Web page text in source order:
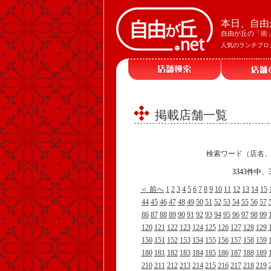
本日、自
自由が丘の「街
人気のランチブ
掲載店舗一覧
検索ワード（店名
3343件中
＜ 前へ 1 2 3 4 5 6 7 8 9 10 11 12 13 14 15
44 45 46 47 48 49 50 51 52 53 54 55 56 57
86 87 88 89 90 91 92 93 94 95 96 97 98 99
120 121 122 123 124 125 126 127 128 129
150 151 152 153 154 155 156 157 158 159
180 181 182 183 184 185 186 187 188 189
210 211 212 213 214 215 216 217 218 219